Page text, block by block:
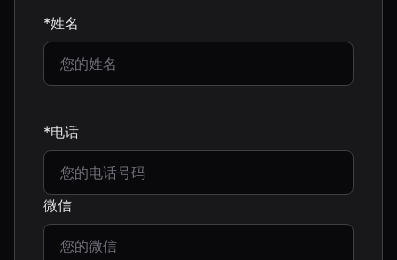
*姓名
*电话
微信